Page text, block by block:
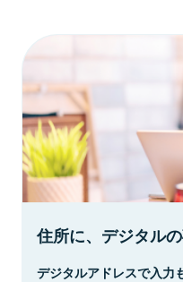
住所に、デジタルの
デジタルアドレスで入力